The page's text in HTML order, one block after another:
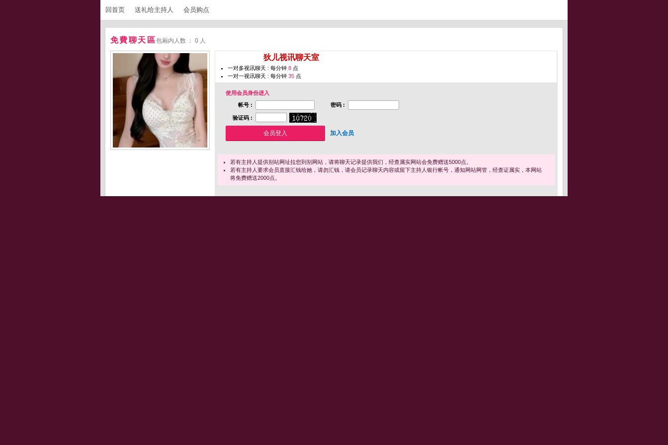
回首页 送礼给主持人 会员购点
免費聊天區包厢内人数 ： 0 人
狄儿视讯聊天室
一对多视讯聊天 : 每分钟 8 点
一对一视讯聊天 : 每分钟 35 点
使用会员身份进入
帐号 :
密码 :
验证码 :
加入会员
若有主持人提供别站网址拉您到别网站，请将聊天记录提供我们，经查属实网站会免费赠送5000点。
若有主持人要求会员直接汇钱给她，请勿汇钱，请会员记录聊天内容或留下主持人银行帐号，通知网站网管，经查证属实，本网站
将免费赠送2000点。